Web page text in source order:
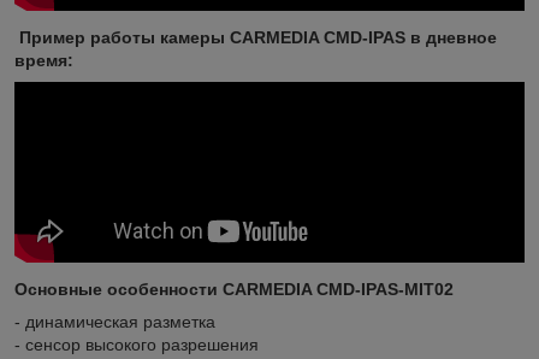
Пример работы камеры CARMEDIA CMD-IPAS в дневное
время:
Основные особенности CARMEDIA CMD-IPAS-MIT02
- динамическая разметка
- сенсор высокого разрешения